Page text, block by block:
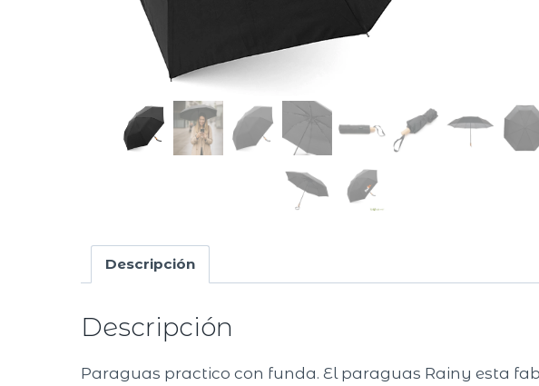
Descripción
Descripción
Paraguas practico con funda. El paraguas Rainy esta